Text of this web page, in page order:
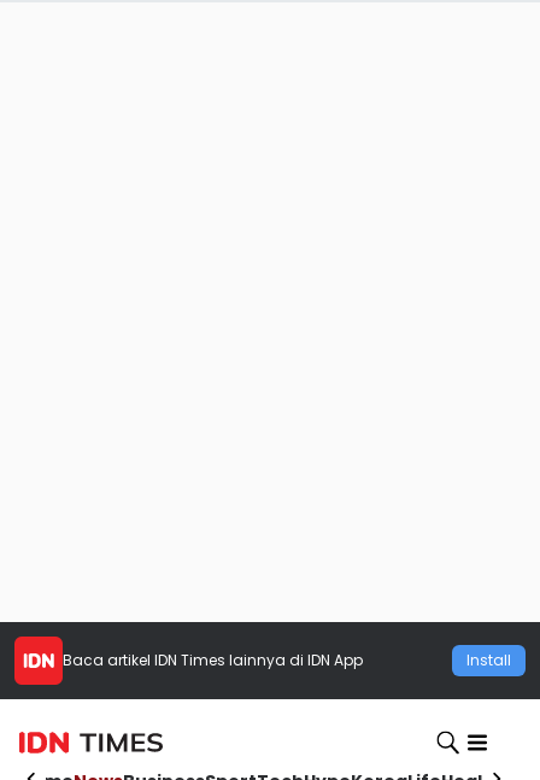
Baca artikel IDN Times lainnya di IDN App Install